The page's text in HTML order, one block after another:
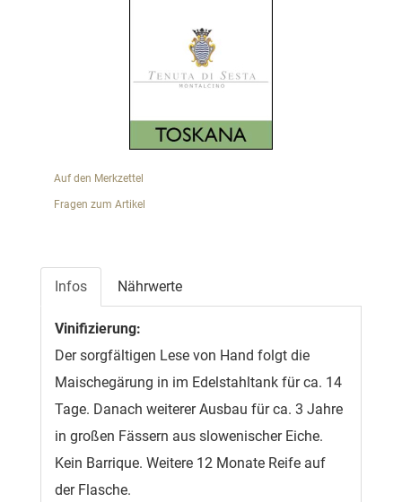
Auf den Merkzettel
Fragen zum Artikel
Infos Nährwerte
Vinifizierung:
Der sorgfältigen Lese von Hand folgt die
Maischegärung in im Edelstahltank für ca. 14
Tage. Danach weiterer Ausbau für ca. 3 Jahre
in großen Fässern aus slowenischer Eiche.
Kein Barrique. Weitere 12 Monate Reife auf
der Flasche.